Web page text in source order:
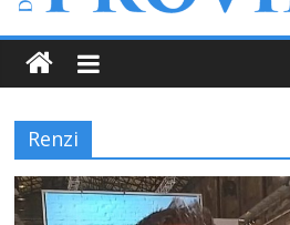
Renzi